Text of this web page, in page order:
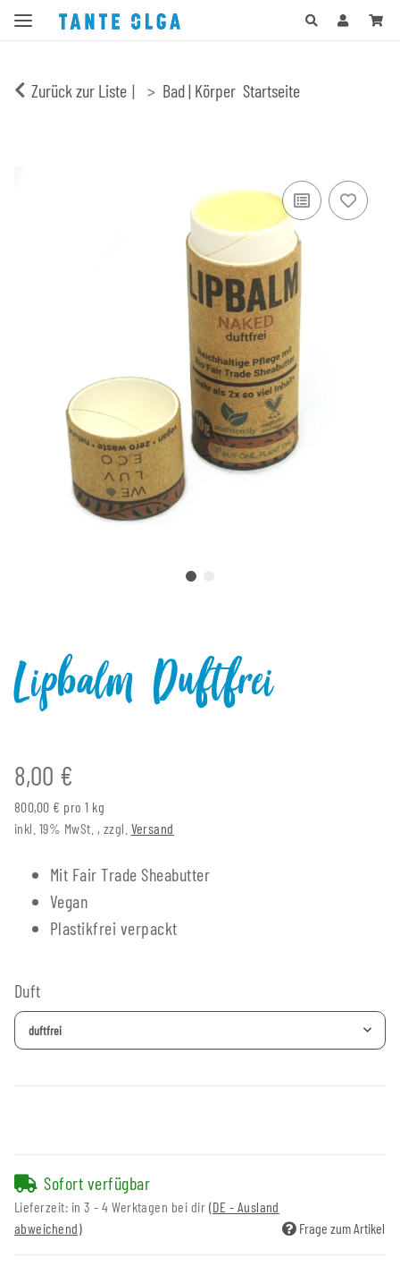
Zurück zur Liste Bad | Körper Startseite
Lipbalm Duftfrei
8,00 €
800,00 € pro 1 kg
inkl. 19% MwSt. , zzgl. Versand
Mit Fair Trade Sheabutter
Vegan
Plastikfrei verpackt
Duft
duftfrei
Sofort verfügbar
Lieferzeit: in 3 - 4 Werktagen bei dir (DE - Ausland
abweichend)
Frage zum Artikel